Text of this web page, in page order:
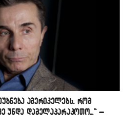
ამერიკელებს, რომ
უნდა დამელაპარაკოთო…“ –